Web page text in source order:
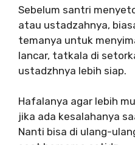
Sebelum santri
atau ustadzahnya,
temanya untuk
lancar, tatkala di
ustadzhnya lebih siap.
Hafalanya agar lebih
jika ada kesalahanya
Nanti bisa di ulang-